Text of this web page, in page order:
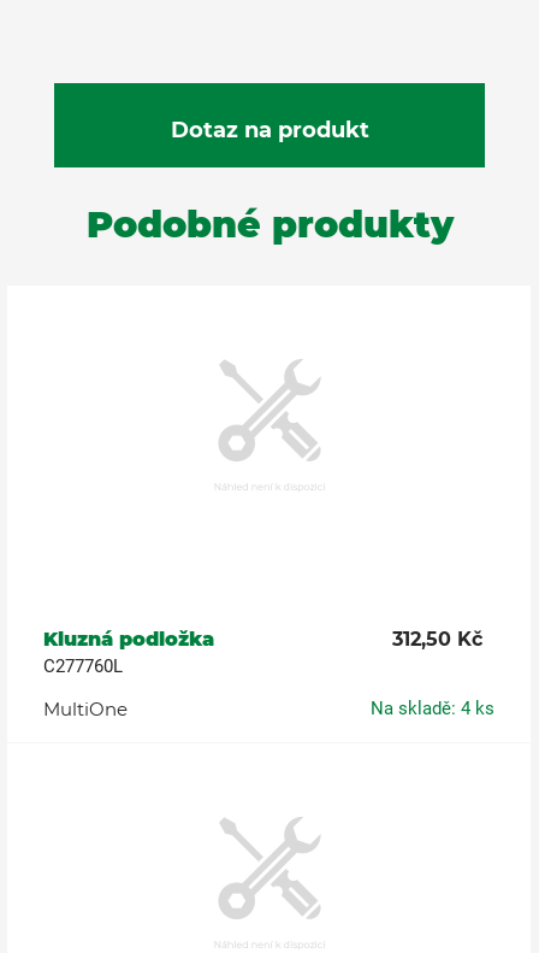
Podobné produkty
Kluzná podložka 312,50 Kč
C277760L
MultiOne Na skladě: 4 ks